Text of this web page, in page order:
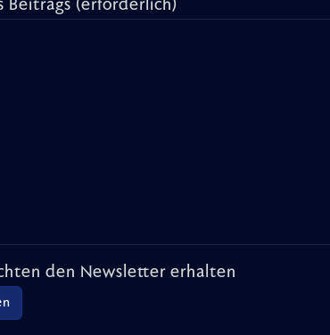
Text Ihres Beitrags (erforderlich)
den Newsletter erhalten